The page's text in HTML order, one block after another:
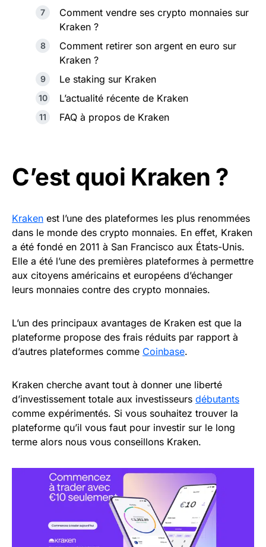
Comment vendre ses crypto monnaies sur
Kraken ?
Comment retirer son argent en euro sur
Kraken ?
Le staking sur Kraken
L’actualité récente de Kraken
FAQ à propos de Kraken
C’est quoi Kraken ?
Kraken est l’une des plateformes les plus renommées
dans le monde des crypto monnaies. En effet, Kraken
a été fondé en 2011 à San Francisco aux États-Unis.
Elle a été l’une des premières plateformes à permettre
aux citoyens américains et européens d’échanger
leurs monnaies contre des crypto monnaies.
L’un des principaux avantages de Kraken est que la
plateforme propose des frais réduits par rapport à
d’autres plateformes comme Coinbase.
Kraken cherche avant tout à donner une liberté
d’investissement totale aux investisseurs débutants
comme expérimentés. Si vous souhaitez trouver la
plateforme qu’il vous faut pour investir sur le long
terme alors nous vous conseillons Kraken.